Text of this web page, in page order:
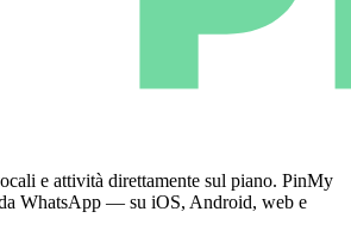
e attività direttamente sul piano. PinMy
WhatsApp — su iOS, Android, web e